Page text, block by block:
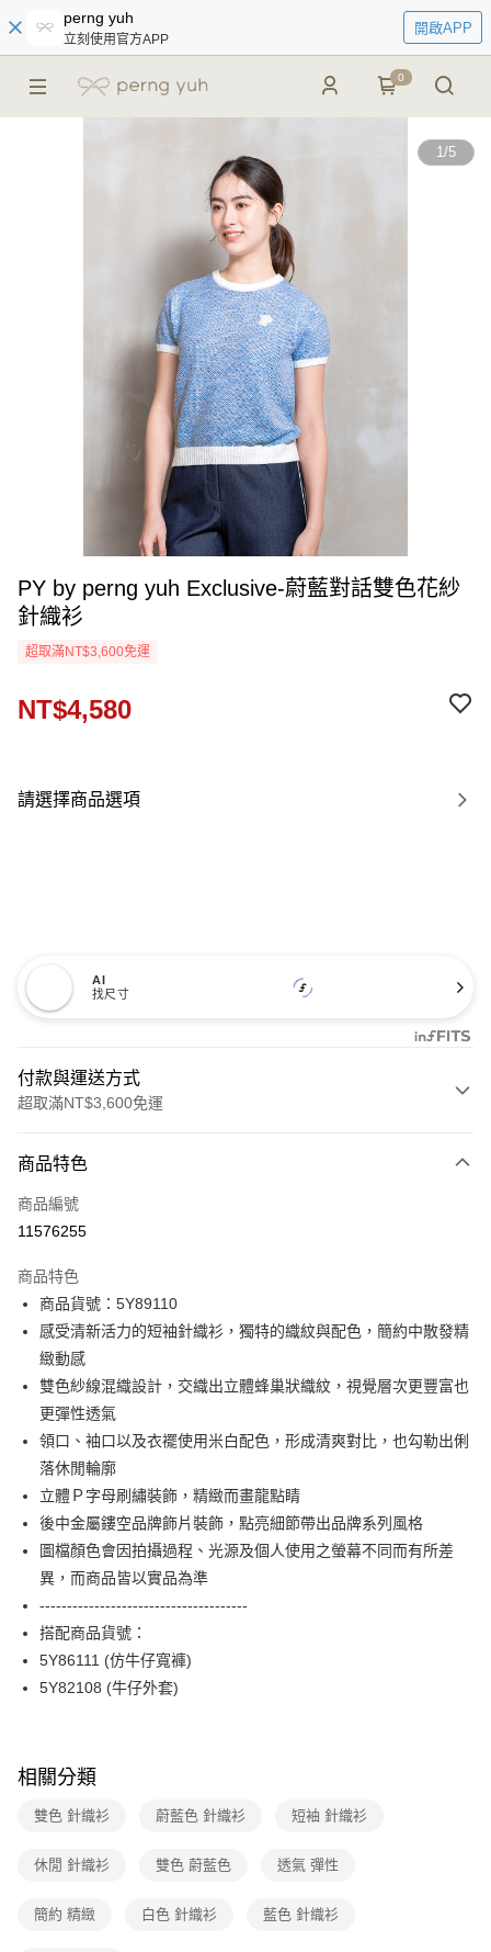
perng yuh
立刻使用官方APP
開啟APP
0
1/5
PY by perng yuh Exclusive-蔚藍對話雙色花紗
針織衫
超取滿NT$3,600免運
NT$4,580
請選擇商品選項
AI
找尺寸
付款與運送方式
超取滿NT$3,600免運
信用卡一次付款
信用卡分期付款
合作金庫商業銀行
華南商業銀行
上海商業儲蓄銀行
台北富邦商業銀行
國泰世華商業銀行
臺灣中小企業銀行
台中商業銀行
匯豐（台灣）商業銀行
聯邦商業銀行
元大商業銀行
永豐商業銀行
玉山商業銀行
台新國際商業銀行
中國信託商業銀行
台灣樂天信用卡公司
LINE Pay
Apple Pay
街口支付
AFTEE先享後付
相關說明
【關於「AFTEE先享後付」】
AFTEE先享後付是「在收到商品之後才付款」的支付方式。 讓您購物簡單
便利好安心！
１．簡單：不需註冊會員、不需綁卡、不需儲值。
２．便利：只要手機號碼，簡訊認證，即可結帳。
【「AFTEE先享後付」結帳流程】
１．於結帳方式選擇「AFTEE先享後付」後，將跳轉至「AFTEE先享後付」
結帳頁面，進行簡訊認證並確認金額後，即可完成結帳。
２．訂單成立數日內，您將收到繳費通知簡訊。
３．收到繳費通知簡訊後14天內，點擊此簡訊中的連結，可透過四大超商／
後付繳納相關費用。
※ 交易是否成功請以「AFTEE先享後付 」之結帳頁面顯示為準，若有關於
客戶支援中心」
https://netprotections.freshdesk.com/support/home
【注意事項】
權轉讓予恩沛科技股份有限公司。
付款後全家FamilyMart取貨
每筆NT$90，滿NT$3,600(含以上)免運費
付款後7-11取貨
每筆NT$90，滿NT$3,600(含以上)免運費
離島宅配 (蘭嶼恕不配送)
每筆NT$200，滿NT$8,000(含以上)免運費
付款後門市自取
商品特色
商品編號
11576255
商品特色
商品貨號：5Y89110
感受清新活力的短袖針織衫，獨特的織紋與配色，簡約中散發精
緻動感
雙色紗線混織設計，交織出立體蜂巢狀織紋，視覺層次更豐富也
更彈性透氣
領口、袖口以及衣襬使用米白配色，形成清爽對比，也勾勒出俐
落休閒輪廓
立體Ｐ字母刷繡裝飾，精緻而畫龍點睛
後中金屬鏤空品牌飾片裝飾，點亮細節帶出品牌系列風格
圖檔顏色會因拍攝過程、光源及個人使用之螢幕不同而有所差
異，而商品皆以實品為準
--------------------------------------
搭配商品貨號：
5Y86111 (仿牛仔寬褲)
5Y82108 (牛仔外套)
相關分類
雙色 針織衫 蔚藍色 針織衫 短袖 針織衫
休閒 針織衫 雙色 蔚藍色 透氣 彈性
簡約 精緻 白色 針織衫 藍色 針織衫